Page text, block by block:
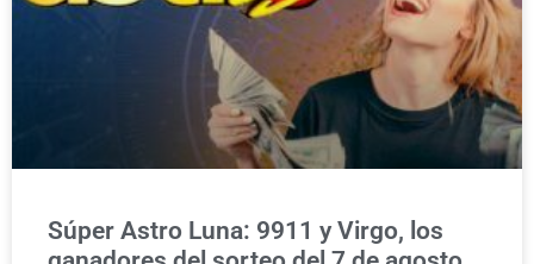
Súper Astro Luna: 9911 y Virgo, los